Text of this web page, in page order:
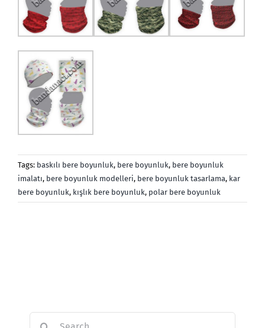
Tags: baskılı bere boyunluk, bere boyunluk, bere boyunluk
imalatı, bere boyunluk modelleri, bere boyunluk tasarlama, kar
bere boyunluk, kışlık bere boyunluk, polar bere boyunluk